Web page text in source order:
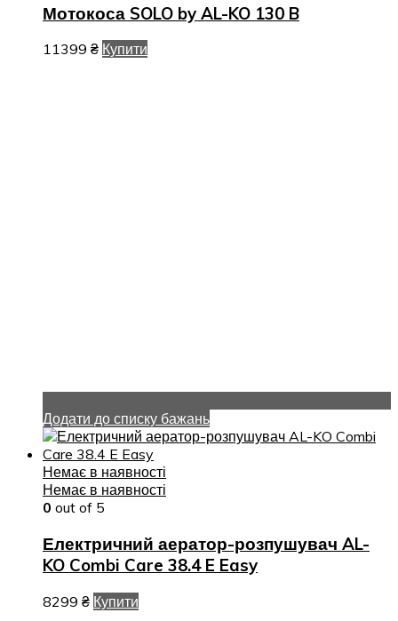
Мотокоса SOLO by AL-KO 130 B
11399 ₴ Купити
Додати до списку бажань
Немає в наявності
Немає в наявності
0 out of 5
Електричний аератор-розпушувач AL-
KO Combi Care 38.4 E Easy
8299 ₴ Купити